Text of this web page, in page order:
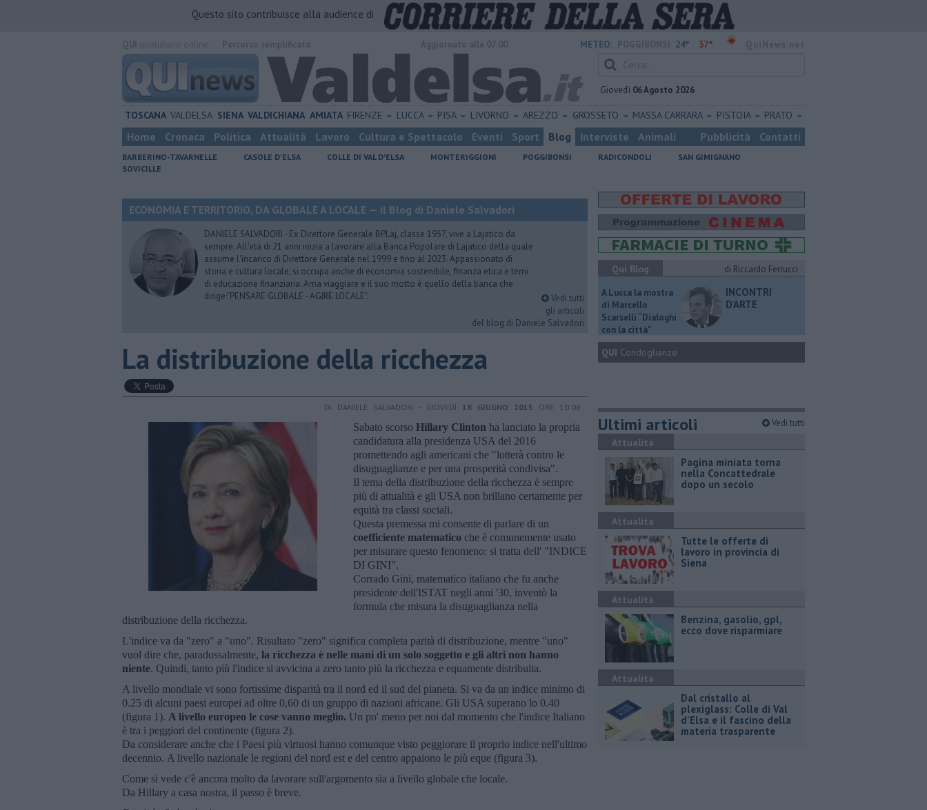
Questo sito contribuisce alla audience di
METEO: 24° 37°
Giovedì 06 Agosto 2026
TOSCANA VALDELSA SIENA VALDICHIANA AMIATA FIRENZE LUCCA PISA LIVORNO AREZZO GROSSETO MASSA CARRARA PISTOIA PRATO
Home Cronaca Politica Attualità Lavoro Cultura e Spettacolo Eventi Sport Blog Interviste Animali Pubblicità Contatti
BARBERINO-TAVARNELLE CASOLE D'ELSA COLLE DI VAL D'ELSA MONTERIGGIONI POGGIBONSI RADICONDOLI
SAN GIMIGNANO
SOVICILLE
ECONOMIA E TERRITORIO, DA GLOBALE A LOCALE — il Blog di Daniele Salvadori
DANIELE SALVADORI - Ex Direttore Generale BPLaj, classe 1957, vive a Lajatico da
sempre. All'età di 21 anni inizia a lavorare alla Banca Popolare di Lajatico della quale
assume l'incarico di Direttore Generale nel 1999 e fino al 2023. Appassionato di
storia e cultura locale, si occupa anche di economia sostenibile, finanza etica e temi
di educazione finanziaria. Ama viaggiare e il suo motto è quello della banca che
dirige:"PENSARE GLOBALE - AGIRE LOCALE".
Vedi tutti
gli articoli
del blog di Daniele Salvadori
La distribuzione della ricchezza
DI DANIELE SALVADORI - GIOVEDÌ 18 GIUGNO 2015 ORE 10:08
Sabato scorso Hillary Clinton ha lanciato la propria
candidatura alla presidenza USA del 2016
promettendo agli americani che "lotterà contro le
disuguaglianze e per una prosperità condivisa".
Il tema della distribuzione della ricchezza è sempre
più di attualità e gli USA non brillano certamente per
equità tra classi sociali.
Questa premessa mi consente di parlare di un
coefficiente matematico che è comunemente usato
per misurare questo fenomeno: si tratta dell' "INDICE
DI GINI".
Corrado Gini, matematico italiano che fu anche
presidente dell'ISTAT negli anni '30, inventò la
formula che misura la disuguaglianza nella
distribuzione della ricchezza.
L'indice va da "zero" a "uno". Risultato "zero" significa completa parità di distribuzione, mentre "uno"
vuol dire che, paradossalmente, la ricchezza è nelle mani di un solo soggetto e gli altri non hanno
niente. Quindi, tanto più l'indice si avvicina a zero tanto più la ricchezza e equamente distribuita.
A livello mondiale vi sono fortissime disparità tra il nord ed il sud del pianeta. Si va da un indice minimo di
0.25 di alcuni paesi europei ad oltre 0,60 di un gruppo di nazioni africane. Gli USA superano lo 0.40
(figura 1). A livello europeo le cose vanno meglio. Un po' meno per noi dal momento che l'indice Italiano
è tra i peggiori del continente (figura 2).
Da considerare anche che i Paesi più virtuosi hanno comunque visto peggiorare il proprio indice nell'ultimo
decennio. A livello nazionale le regioni del nord est e del centro appaiono le più eque (figura 3).
Come si vede c'è ancora molto da lavorare sull'argomento sia a livello globale che locale.
Da Hillary a casa nostra, il passo è breve.
Qui Blog
di Riccardo Ferrucci
A Lucca la mostra
di Marcello
Scarselli “Dialoghi
con la città"
INCONTRI
D'ARTE
QUI Condoglianze
Ultimi articoli Vedi tutti
Attualità
Pagina miniata torna
nella Concattedrale
dopo un secolo
Attualità
​Tutte le offerte di
lavoro in provincia di
Siena
Attualità
​Benzina, gasolio, gpl,
ecco dove risparmiare
Attualità
Dal cristallo al
plexiglass: Colle di Val
d’Elsa e il fascino della
materia trasparente